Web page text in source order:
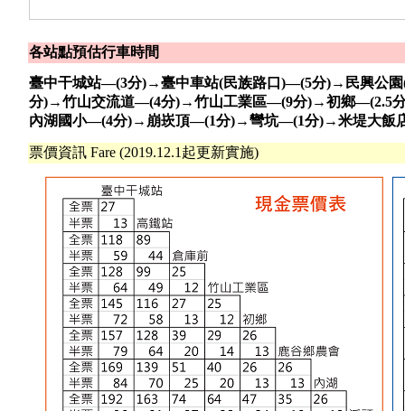
各站點預估行車時間
臺中干城站—(3分)→臺中車站(民族路口)—(5分)→民興公
分)→竹山交流道—(4分)→竹山工業區—(9分)→初鄉—(2.5
內湖國小—(4分)→崩崁頂—(1分)→彎坑—(1分)→米堤大飯
票價資訊 Fare (2019.12.1起更新實施)